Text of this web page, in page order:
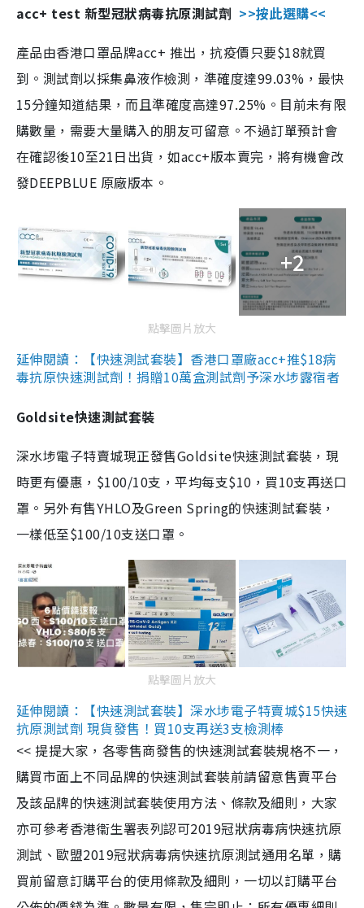
acc+ test 新型冠狀病毒抗原測試劑 >>按此選購<<
產品由香港口罩品牌acc+ 推出，抗疫價只要$18就買
到。測試劑以採集鼻液作檢測，準確度達99.03%，最快
15分鐘知道結果，而且準確度高達97.25%。目前未有限
購數量，需要大量購入的朋友可留意。不過訂單預計會
在確認後10至21日出貨，如acc+版本賣完，將有機會改
發DEEPBLUE 原廠版本。
+2
點擊圖片放大
延伸閱讀：【快速測試套裝】香港口罩廠acc+推$18病
毒抗原快速測試劑！捐贈10萬盒測試劑予深水埗露宿者
Goldsite快速測試套裝
深水埗電子特賣城現正發售Goldsite快速測試套裝，現
時更有優惠，$100/10支，平均每支$10，買10支再送口
罩。另外有售YHLO及Green Spring的快速測試套裝，
一樣低至$100/10支送口罩。
點擊圖片放大
延伸閱讀：【快速測試套裝】深水埗電子特賣城$15快速
抗原測試劑 現貨發售！買10支再送3支檢測棒
<< 提提大家，各零售商發售的快速測試套裝規格不一，
購買市面上不同品牌的快速測試套裝前請留意售賣平台
及該品牌的快速測試套裝使用方法、條款及細則，大家
亦可參考香港衞生署表列認可2019冠狀病毒病快速抗原
測試、歐盟2019冠狀病毒病快速抗原測試通用名單，購
買前留意訂購平台的使用條款及細則，一切以訂購平台